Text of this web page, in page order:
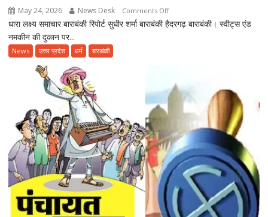
May 24, 2026 News Desk Comments Offon
Haidargadh
वाला
गंदा
रहा
बीमारियों
को
दावत
धारा लक्ष्य समाचार बाराबंकी रिपोर्ट सुधीर शर्मा बाराबंकी हैदरगढ़ बाराबंकी। स्वीट्स एंड
नमकीन की दुकान पर...
News उत्तर प्रदेश धर्म बाराबंकी